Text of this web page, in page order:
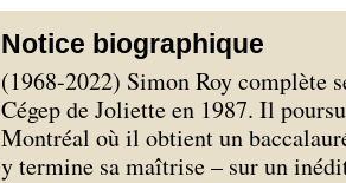
Notice biographique
(1968-2022) Simon Roy complète
Cégep de Joliette en 1987. Il
Montréal où il obtient un
y termine sa maîtrise – sur un